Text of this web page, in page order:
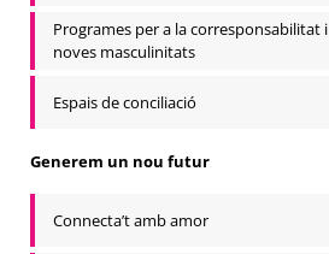
Programes per a la corresponsabilitat i
noves masculinitats
Espais de conciliació
Generem un nou futur
Connecta’t amb amor